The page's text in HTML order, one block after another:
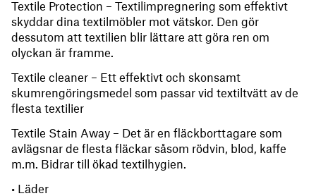
Textile Protection – Textilimpregnering som effektivt
skyddar dina textilmöbler mot vätskor. Den gör
dessutom att textilien blir lättare att göra ren om
olyckan är framme.
Textile cleaner – Ett effektivt och skonsamt
skumrengöringsmedel som passar vid textiltvätt av de
flesta textilier
Textile Stain Away – Det är en fläckborttagare som
avlägsnar de flesta fläckar såsom rödvin, blod, kaffe
m.m. Bidrar till ökad textilhygien.
• Läder